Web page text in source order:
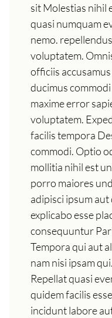
sit Molestias nihil
quasi numquam
nemo.
voluptatem.
officiis
ducimus
maxime error
voluptatem.
facilis tempora
commodi. Optio
mollitia nihil est
porro maiores
adipisci ipsum
explicabo esse
consequuntur
Tempora qui aut
nam nisi ipsam
Repellat quasi
quidem facilis
incidunt labore